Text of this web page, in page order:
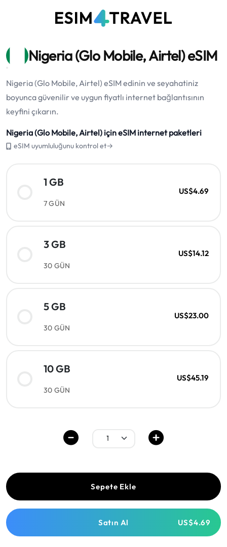
Nigeria (Glo Mobile, Airtel) eSIM
Nigeria (Glo Mobile, Airtel) eSIM edinin ve seyahatiniz
boyunca güvenilir ve uygun fiyatlı internet bağlantısının
keyfini çıkarın.
Nigeria (Glo Mobile, Airtel) için eSIM internet paketleri
eSIM uyumluluğunu kontrol et→
1 GB
7 GÜN
US$4.69
3 GB
30 GÜN
US$14.12
5 GB
30 GÜN
US$23.00
10 GB
30 GÜN
US$45.19
Sepete Ekle
Satın Al US$4.69